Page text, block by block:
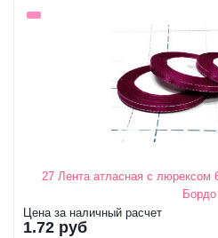
27 Лента атласная с люрексом
Бордо
Цена за наличный расчет
1.72 руб